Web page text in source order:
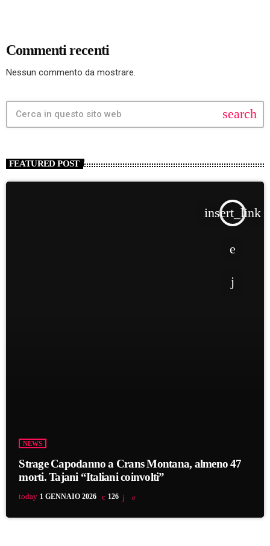
Commenti recenti
Nessun commento da mostrare.
search
FEATURED POST
insert_link
NEWS
Strage Capodanno a Crans Montana, almeno 47
morti. Tajani “Italiani coinvolti”
today 1 GENNAIO 2026 126